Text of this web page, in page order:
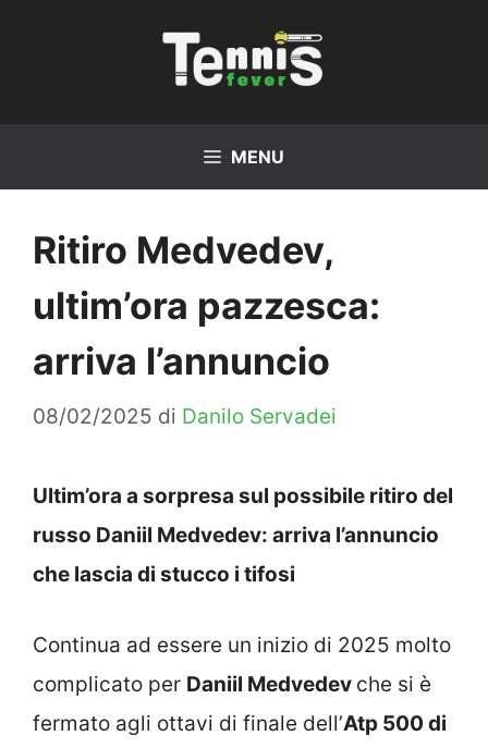
MENU
Ritiro Medvedev,
ultim’ora pazzesca:
arriva l’annuncio
08/02/2025 di Danilo Servadei
Ultim’ora a sorpresa sul possibile ritiro del
russo Daniil Medvedev: arriva l’annuncio
che lascia di stucco i tifosi
Continua ad essere un inizio di 2025 molto
complicato per Daniil Medvedev che si è
fermato agli ottavi di finale dell’Atp 500 di